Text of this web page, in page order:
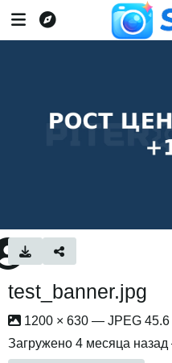
test_banner.jpg
1200 × 630 — JPEG 45.6
Загружено 4 месяца назад